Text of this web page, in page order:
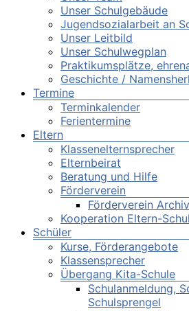
Unser Schulgebäude
Jugendsozialarbeit an
Unser Leitbild
Unser Schulwegplan
Praktikumsplätze,
Geschichte /
Termine
Terminkalender
Ferientermine
Eltern
Klassenelternsprecher
Elternbeirat
Beratung und Hilfe
Förderverein
Förderverein Archiv
Kooperation Eltern-
Schüler
Kurse, Förderangebote
Klassensprecher
Übergang Kita-Schule
Schulanmeldung,
Schulsprengel